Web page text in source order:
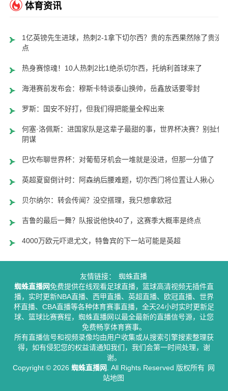
体育资讯
1亿英镑先生进球，热刺2-1拿下切尔西？贵的东西果然除了贵没
点
热身赛惊魂！10人热刺2比1绝杀切尔西，托纳利首球来了
海港赛前发布会：穆斯卡特谈泰山换帅，岳鑫放话要零封
罗斯：国安不好打，但我们得把能量全榨出来
何塞·洛佩斯：进国家队是这辈子最甜的事，世界杯决赛？别扯什
阴谋
巴坎布聊世界杯：对葡萄牙机会一堆就是没进，但那一分值了
英超夏窗倒计时：阿森纳后腰难题，切尔西门将位置让人揪心
贝尔纳尔：转会传闻？没空搭理，我只想拿欧冠
吉鲁的最后一舞？队报说他快40了，这赛季大概率是终点
4000万欧元吓退尤文，特鲁宾的下一站可能是英超
友情链接：
蜘蛛直播
蜘蛛直播网免费提供在线观看足球直播，篮球高清视频无插件直
播，实时更新NBA直播、西甲直播、英超直播、欧冠直播、世界
杯直播、CBA直播等各种体育赛事直播，全天24小时实时更新足
球、篮球比赛赛程，蜘蛛直播网以最全最新的直播信号源，让您
免费畅享体育赛事。
所有直播信号和视频录像均由用户收集或从搜索引擎搜索整理获
得，如有侵犯您的权益请通知我们，我们会第一时间处理，谢
谢。
Copyright © 2026 蜘蛛直播网 . All Rights Reserved 版权所有 网
站地图